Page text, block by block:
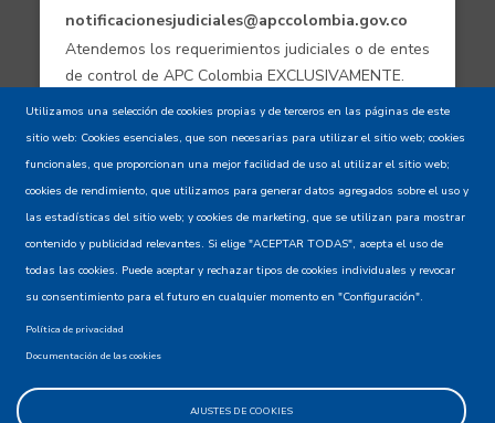
notificacionesjudiciales@apccolombia.gov.co
Atendemos los requerimientos judiciales o de entes
de control de APC Colombia EXCLUSIVAMENTE.
Aviso de confidencialidad - Política de
privacidad y Condiciones de uso
Mapa del Sitio XML
Utilizamos una selección de cookies propias y de terceros en las páginas de este
sitio web: Cookies esenciales, que son necesarias para utilizar el sitio web; cookies
funcionales, que proporcionan una mejor facilidad de uso al utilizar el sitio web;
cookies de rendimiento, que utilizamos para generar datos agregados sobre el uso y
las estadísticas del sitio web; y cookies de marketing, que se utilizan para mostrar
contenido y publicidad relevantes. Si elige "ACEPTAR TODAS", acepta el uso de
todas las cookies. Puede aceptar y rechazar tipos de cookies individuales y revocar
su consentimiento para el futuro en cualquier momento en "Configuración".
Política de privacidad
Documentación de las cookies
AJUSTES DE COOKIES